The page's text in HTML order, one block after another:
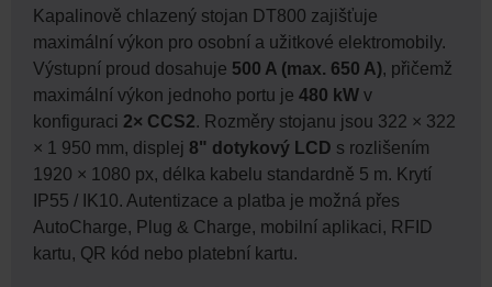
Kapalinově chlazený stojan DT800 zajišťuje
maximální výkon pro osobní a užitkové elektromobily.
Výstupní proud dosahuje 500 A (max. 650 A), přičemž
maximální výkon jednoho portu je 480 kW v
konfiguraci 2× CCS2. Rozměry stojanu jsou 322 × 322
× 1 950 mm, displej 8" dotykový LCD s rozlišením
1920 × 1080 px, délka kabelu standardně 5 m. Krytí
IP55 / IK10. Autentizace a platba je možná přes
AutoCharge, Plug & Charge, mobilní aplikaci, RFID
kartu, QR kód nebo platební kartu.